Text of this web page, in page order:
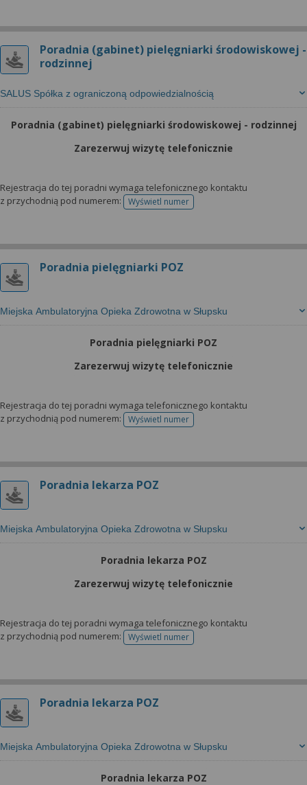
Poradnia (gabinet) pielęgniarki środowiskowej -
rodzinnej
SALUS Spółka z ograniczoną odpowiedzialnością
Poradnia (gabinet) pielęgniarki środowiskowej - rodzinnej
Zarezerwuj wizytę telefonicznie
Rejestracja do tej poradni wymaga telefonicznego kontaktu
z przychodnią pod numerem:
Wyświetl numertelefonu do rejestracji
Poradnia pielęgniarki POZ
Miejska Ambulatoryjna Opieka Zdrowotna w Słupsku
Poradnia pielęgniarki POZ
Zarezerwuj wizytę telefonicznie
Rejestracja do tej poradni wymaga telefonicznego kontaktu
z przychodnią pod numerem:
Wyświetl numertelefonu do rejestracji
Poradnia lekarza POZ
Miejska Ambulatoryjna Opieka Zdrowotna w Słupsku
Poradnia lekarza POZ
Zarezerwuj wizytę telefonicznie
Rejestracja do tej poradni wymaga telefonicznego kontaktu
z przychodnią pod numerem:
Wyświetl numertelefonu do rejestracji
Poradnia lekarza POZ
Miejska Ambulatoryjna Opieka Zdrowotna w Słupsku
Poradnia lekarza POZ